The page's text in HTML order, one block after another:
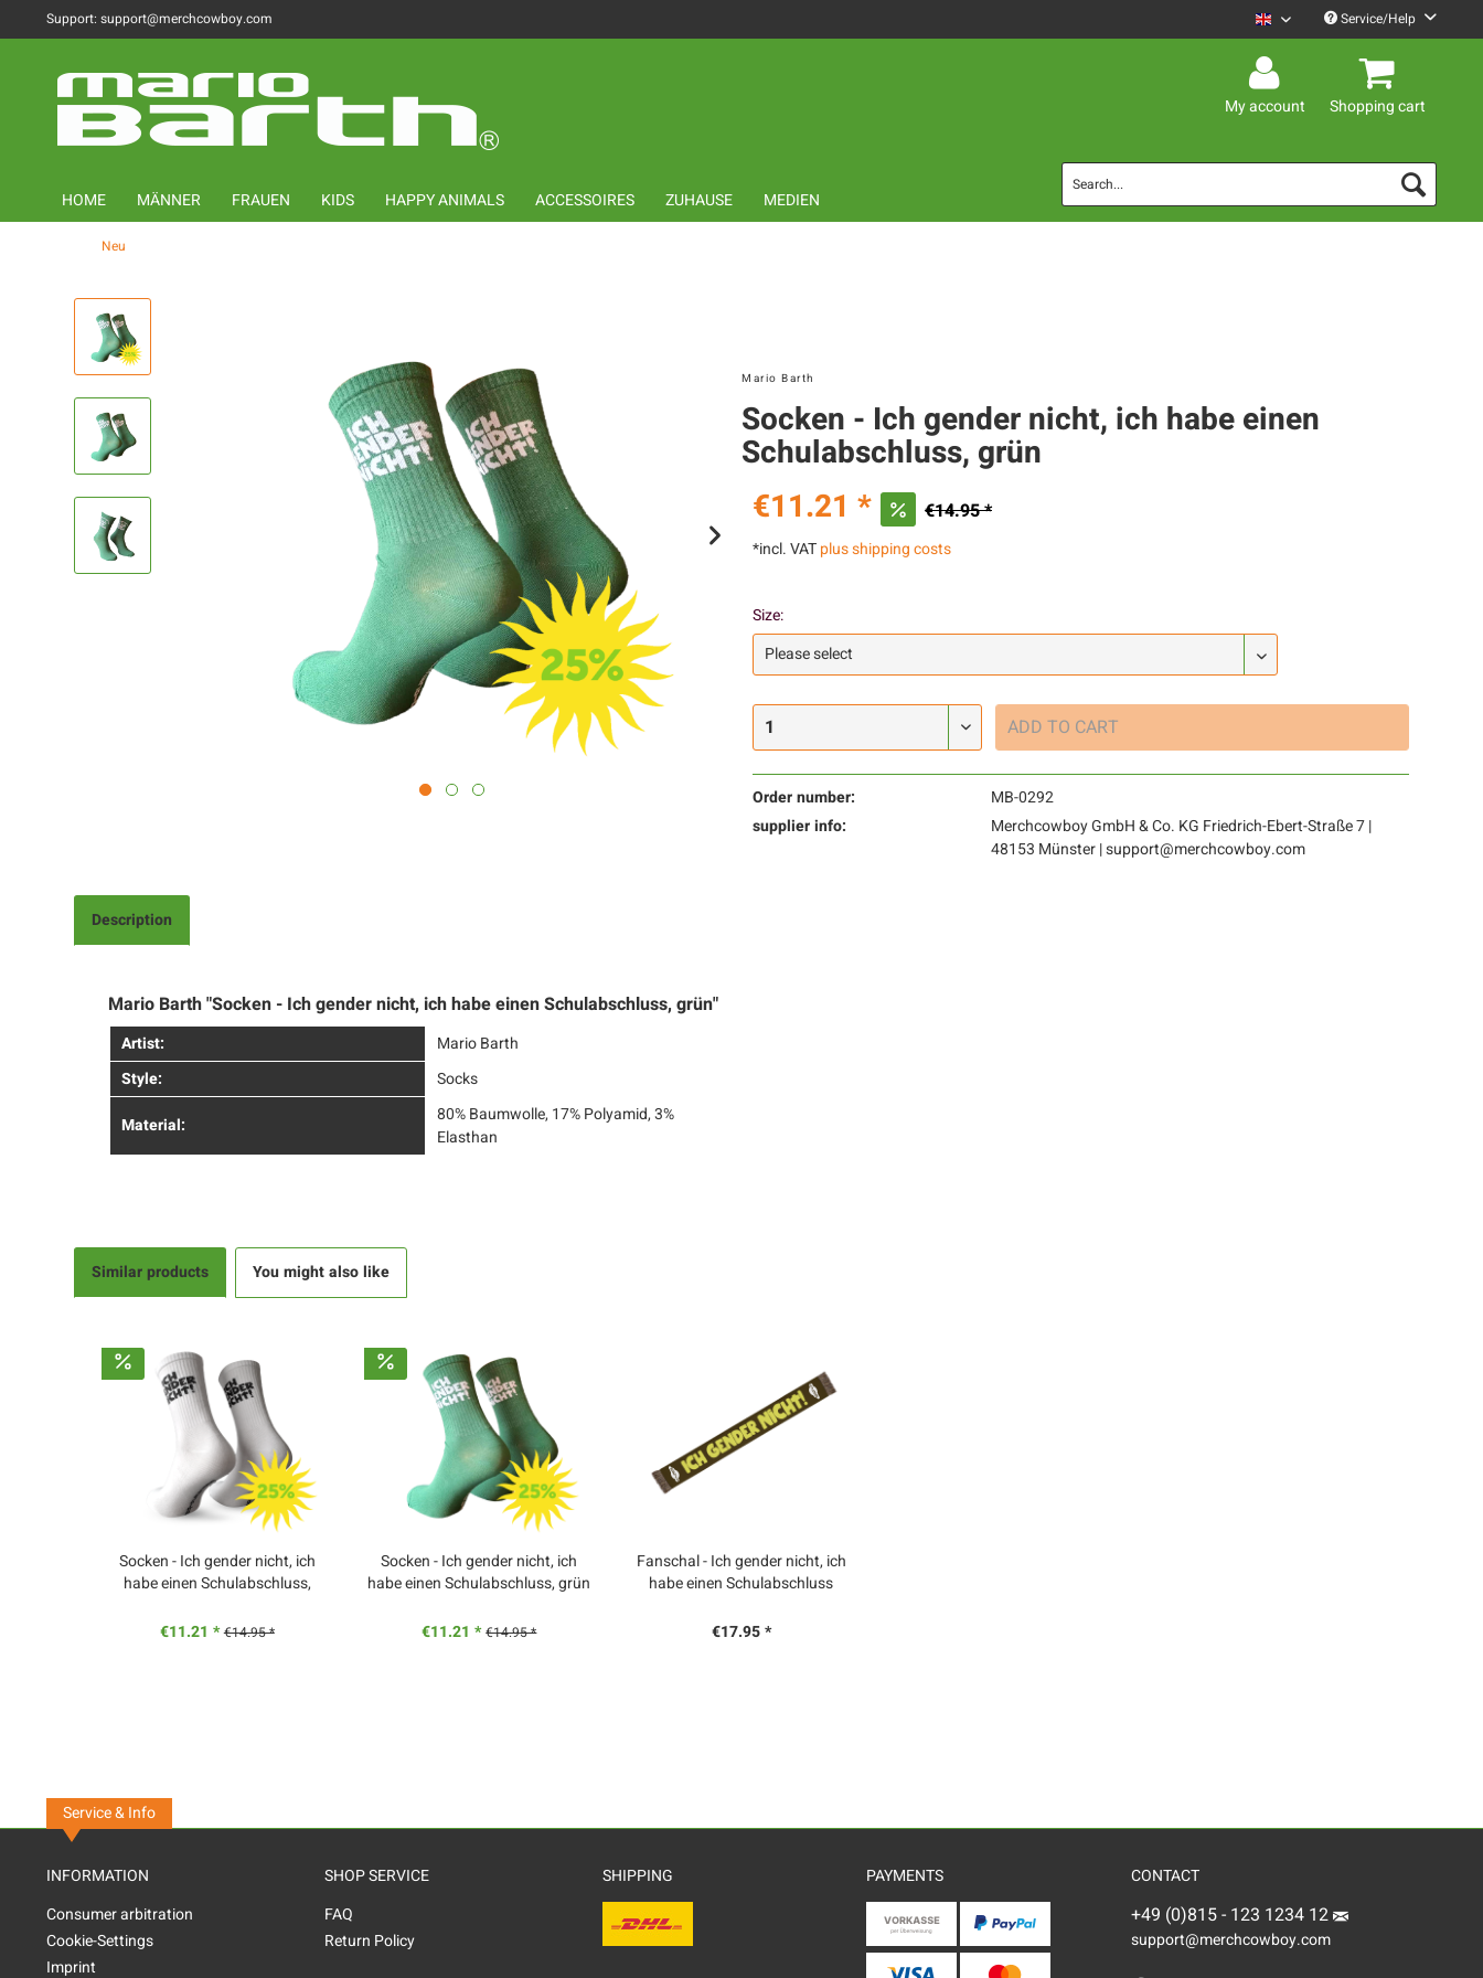
Support: support@merchcowboy.com Mario Barth English
Service/Help
My account Shopping cart
HOME MÄNNER FRAUEN KIDS HAPPY ANIMALS ACCESSOIRES ZUHAUSE MEDIEN
Neu
Mario Barth
Socken - Ich gender nicht, ich habe einen
Schulabschluss, grün
€11.21 *
€14.95 *
*incl. VATplus shipping costs
Size:
ADD TO CART
Order number:
MB-0292
supplier info:
Merchcowboy GmbH & Co. KG Friedrich-Ebert-Straße 7 |
48153 Münster | support@merchcowboy.com
Description
Mario Barth "Socken - Ich gender nicht, ich habe einen Schulabschluss, grün"
Artist:
Mario Barth
Style:
Socks
Material:
80% Baumwolle, 17% Polyamid, 3%
Elasthan
Similar products You might also like
Socken - Ich gender nicht, ich
habe einen Schulabschluss,
€11.21 * €14.95 *
Socken - Ich gender nicht, ich
habe einen Schulabschluss, grün
€11.21 * €14.95 *
Fanschal - Ich gender nicht, ich
habe einen Schulabschluss
€17.95 *
Service & Info
INFORMATION
Consumer arbitration
Cookie-Settings
Imprint
SHOP SERVICE
FAQ
Return Policy
SHIPPING PAYMENTS CONTACT
+49 (0)815 - 123 1234 12
support@merchcowboy.com